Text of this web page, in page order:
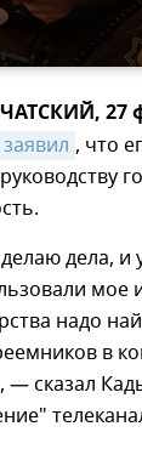
27
, что
дела,
мое
надо
в
— сказал